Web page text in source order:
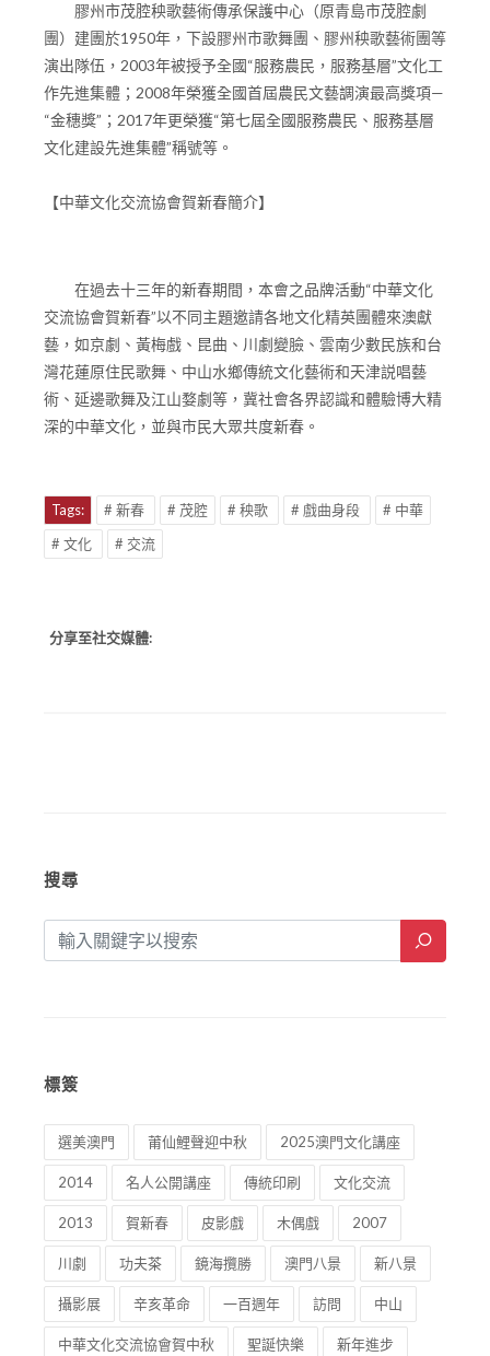
膠州市茂腔秧歌藝術傳承保護中心（原青島市茂腔劇
團）建團於1950年，下設膠州市歌舞團、膠州秧歌藝術團等
演出隊伍，2003年被授予全國“服務農民，服務基層”文化工
作先進集體；2008年榮獲全國首屆農民文藝調演最高獎項—
“金穗獎”；2017年更榮獲“第七屆全國服務農民、服務基層
文化建設先進集體”稱號等。
【中華文化交流協會賀新春簡介】
在過去十三年的新春期間，本會之品牌活動“中華文化
交流協會賀新春”以不同主題邀請各地文化精英團體來澳獻
藝，如京劇、黃梅戲、昆曲、川劇變臉、雲南少數民族和台
灣花蓮原住民歌舞、中山水鄉傳統文化藝術和天津説唱藝
術、延邊歌舞及江山婺劇等，冀社會各界認識和體驗博大精
深的中華文化，並與市民大眾共度新春。
Tags: # 新春 # 茂腔 # 秧歌 # 戲曲身段
# 中華
# 文化
# 交流
分享至社交媒體:
搜尋
標簽
選美澳門 莆仙鯉聲迎中秋 2025澳門文化講座
2014 名人公開講座 傳統印刷 文化交流
2013 賀新春 皮影戲 木偶戲 2007
川劇 功夫茶 鏡海攬勝 澳門八景 新八景
攝影展 辛亥革命 一百週年 訪問 中山
中華文化交流協會賀中秋 聖誕快樂 新年進步